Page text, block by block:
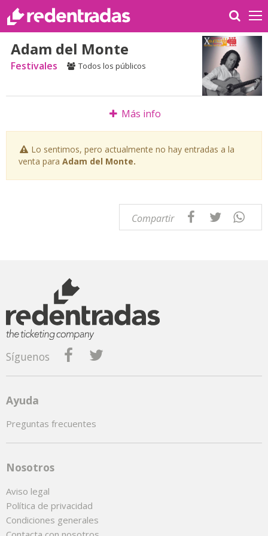
Adam del Monte
Festivales Todos los públicos
Más info
Lo sentimos, pero actualmente no hay entradas a la
venta para Adam del Monte.
Compartir
Síguenos
Ayuda
Preguntas frecuentes
Nosotros
Aviso legal
Política de privacidad
Condiciones generales